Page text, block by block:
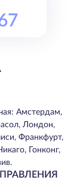
Амстердам,
Лондон,
Франкфурт,
Гонконг,